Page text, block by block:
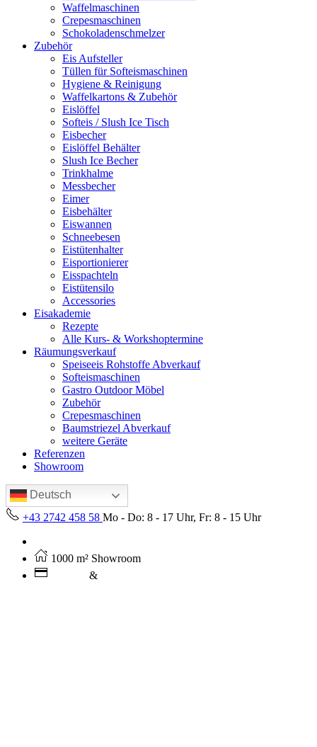
Waffelmaschinen
Crepesmaschinen
Schokoladenschmelzer
Zubehör
Eis Aufsteller
Tüllen für Softeismaschinen
Hygiene & Reinigung
Waffelkartons & Zubehör
Eislöffel
Softeis / Slush Ice Tisch
Eisbecher
Eislöffel Behälter
Slush Ice Becher
Trinkhalme
Messbecher
Eimer
Eisbehälter
Eiswannen
Schneebesen
Eistütenhalter
Eisportionierer
Eisspachteln
Eistütensilo
Accessories
Eisakademie
Rezepte
Alle Kurs- & Workshoptermine
Räumungsverkauf
Speiseeis Rohstoffe Abverkauf
Softeismaschinen
Gastro Outdoor Möbel
Zubehör
Crepesmaschinen
Baumstriezel Abverkauf
weitere Geräte
Referenzen
Showroom
Deutsch
+43 2742 458 58 Mo - Do: 8 - 17 Uhr, Fr: 8 - 15 Uhr
1000 m² Showroom
&